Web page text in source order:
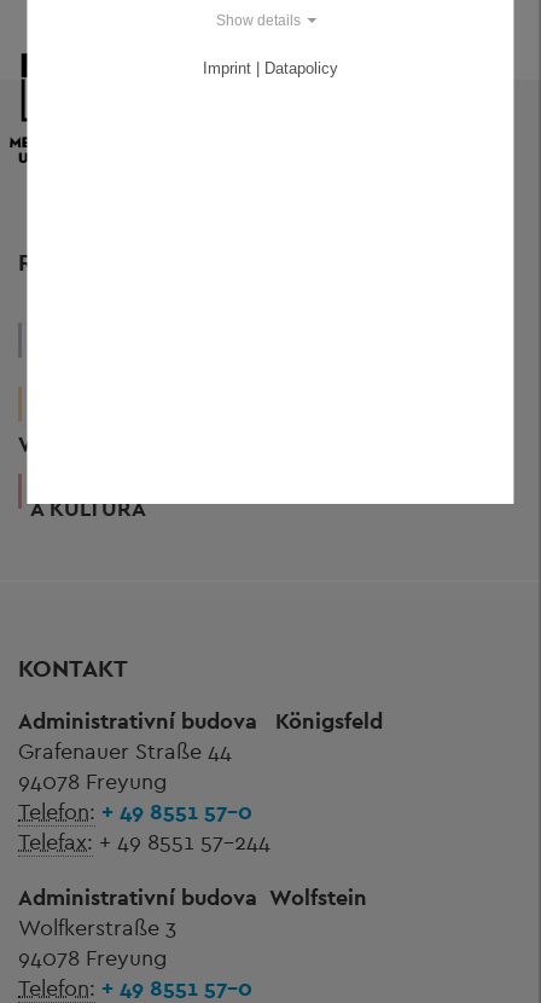
RESSORTS
VĚCI
A KULTURA
KONTAKT
Administrativní budova
Königsfeld
Grafenauer Straße 44
94078 Freyung
Telefon: + 49 8551 57-0
Telefax: + 49 8551 57-244
Administrativní budova Wolfstein
Wolfkerstraße 3
94078 Freyung
Telefon: + 49 8551 57-0
Show details
Imprint | Datapolicy